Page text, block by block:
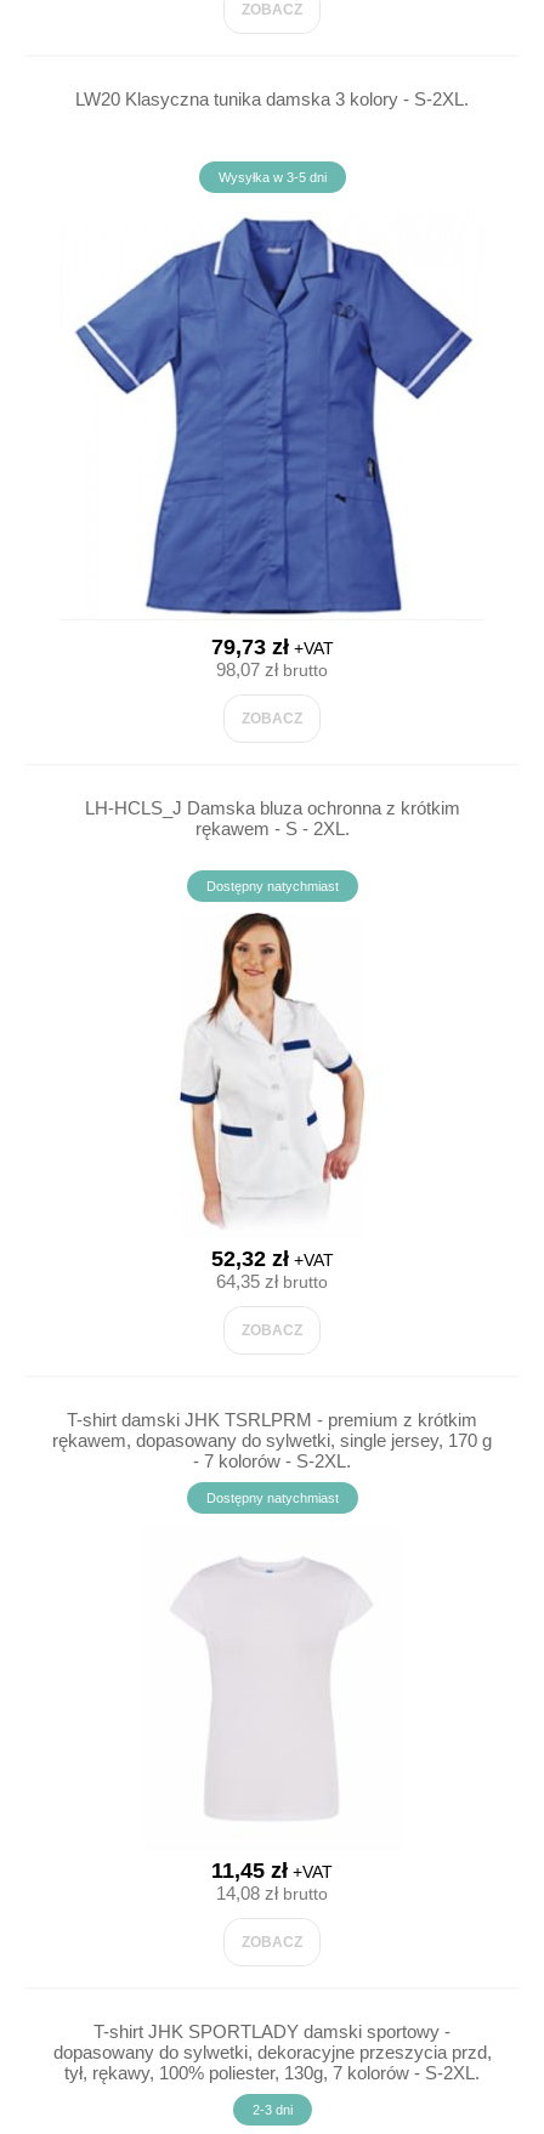
ZOBACZ
LW20 Klasyczna tunika damska 3 kolory - S-2XL.
Wysyłka w 3-5 dni
79,73 zł+VAT
98,07 złbrutto
ZOBACZ
LH-HCLS_J Damska bluza ochronna z krótkim
rękawem - S - 2XL.
Dostępny natychmiast
52,32 zł+VAT
64,35 złbrutto
ZOBACZ
T-shirt damski JHK TSRLPRM - premium z krótkim
rękawem, dopasowany do sylwetki, single jersey, 170 g
- 7 kolorów - S-2XL.
Dostępny natychmiast
11,45 zł +VAT
14,08 złbrutto
ZOBACZ
T-shirt JHK SPORTLADY damski sportowy -
dopasowany do sylwetki, dekoracyjne przeszycia przd,
tył, rękawy, 100% poliester, 130g, 7 kolorów - S-2XL.
2-3 dni